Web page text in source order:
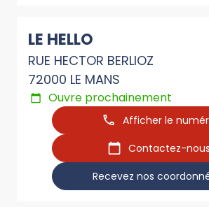
LE HELLO
RUE HECTOR BERLIOZ
72000 LE MANS
Ouvre prochainement
Afficher le
Contactez-nous
Recevez nos